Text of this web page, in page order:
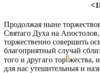
Продолжая ныне
Святаго Духа на
торжественно совершить
благоприятный случай
того и другаго тор жества,
для нас утешительныя и